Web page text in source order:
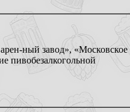
ный завод», «Московское
пивобезалкогольной